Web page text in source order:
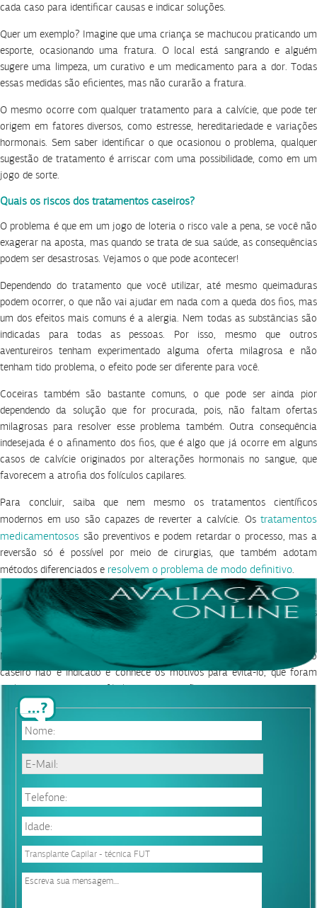
cada caso para identificar causas e indicar soluções.
Quer um exemplo? Imagine que uma criança se machucou praticando um
esporte, ocasionando uma fratura. O local está sangrando e alguém
sugere uma limpeza, um curativo e um medicamento para a dor. Todas
essas medidas são eficientes, mas não curarão a fratura.
O mesmo ocorre com qualquer tratamento para a calvície, que pode ter
origem em fatores diversos, como estresse, hereditariedade e variações
hormonais. Sem saber identificar o que ocasionou o problema, qualquer
sugestão de tratamento é arriscar com uma possibilidade, como em um
jogo de sorte.
Quais os riscos dos tratamentos caseiros?
O problema é que em um jogo de loteria o risco vale a pena, se você não
exagerar na aposta, mas quando se trata de sua saúde, as consequências
podem ser desastrosas. Vejamos o que pode acontecer!
Dependendo do tratamento que você utilizar, até mesmo queimaduras
podem ocorrer, o que não vai ajudar em nada com a queda dos fios, mas
um dos efeitos mais comuns é a alergia. Nem todas as substâncias são
indicadas para todas as pessoas. Por isso, mesmo que outros
aventureiros tenham experimentado alguma oferta milagrosa e não
tenham tido problema, o efeito pode ser diferente para você.
Coceiras também são bastante comuns, o que pode ser ainda pior
dependendo da solução que for procurada, pois, não faltam ofertas
milagrosas para resolver esse problema também. Outra consequência
indesejada é o afinamento dos fios, que é algo que já ocorre em alguns
casos de calvície originados por alterações hormonais no sangue, que
favorecem a atrofia dos folículos capilares.
Para concluir, saiba que nem mesmo os tratamentos científicos
modernos em uso são capazes de reverter a calvície. Os tratamentos
medicamentosos são preventivos e podem retardar o processo, mas a
reversão só é possível por meio de cirurgias, que também adotam
métodos diferenciados e resolvem o problema de modo definitivo.
Além disso, vale fazer uma ressalva: nada disso significa que não existam
bons remédios naturais, mas sim que qualquer tratamento será mais
eficiente a partir do diagnóstico de um especialista.
Mas agora você sabe que tratar a queda de cabelo com tratamento
caseiro não é indicado e conhece os motivos para evitá-lo, que foram
explicados de um modo fácil de entender, não vai se aventurar. Contudo,
outras pessoas podem estar pensando nisso.
Por isso, compartilhe esta postagem e dissemine essas importantes